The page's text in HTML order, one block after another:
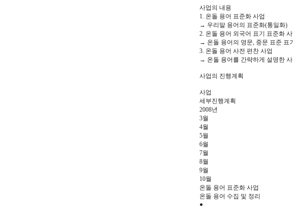
사업의 내용
1. 온돌 용어 표준화 사업
→ 우리말 용어의 표준화(통일화)
2. 온돌 용어 외국어 표기 표준화 사
→ 온돌 용어의 영문, 중문 표준 표
3. 온돌 용어 사전 편찬 사업
→ 온돌 용어를 간략하게 설명한
사업의 진행계획
사업
세부진행계획
2008년
3월
4월
5월
6월
7월
8월
9월
10월
온돌 용어 표준화 사업
온돌 용어 수집 및 정리
●